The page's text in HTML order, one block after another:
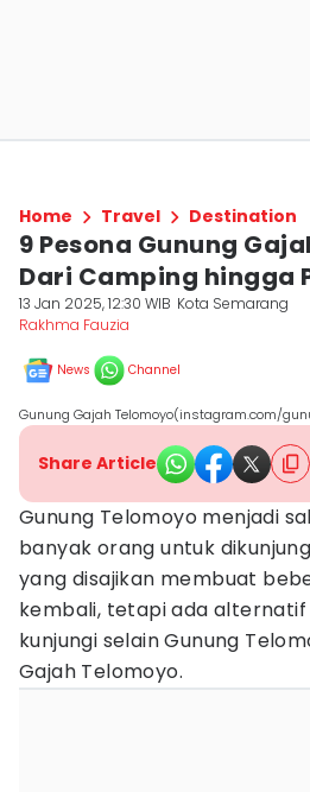
Home Travel Destination
9 Pesona Gunung
Dari Camping hingga
13 Jan 2025, 12:30 WIB Kota Semarang
Rakhma Fauzia
News Channel
Gunung Gajah Telomoyo(instagram.com/
Share Article
Gunung Telomoyo menjadi
banyak orang untuk
yang disajikan membuat
kembali, tetapi ada alternatif
kunjungi selain Gunung
Gajah Telomoyo.